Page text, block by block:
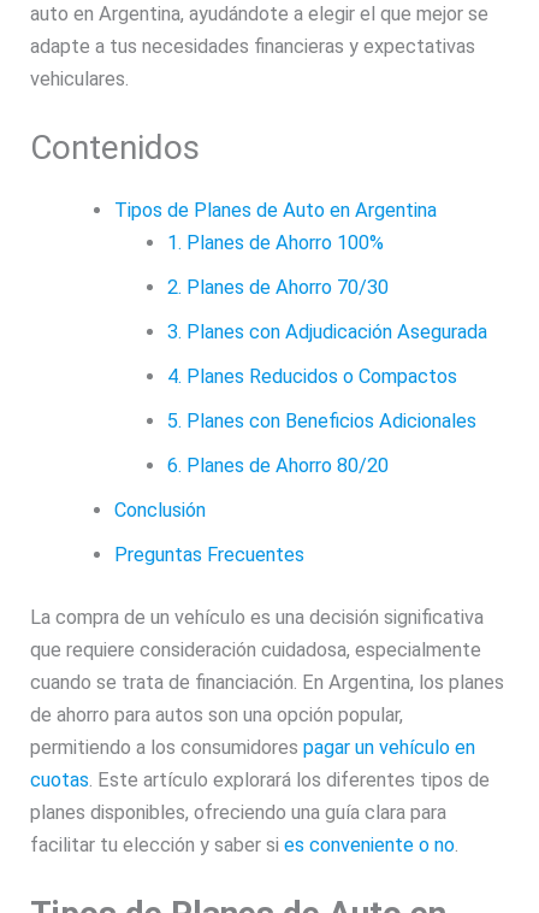
auto en Argentina, ayudándote a elegir el que mejor se
adapte a tus necesidades financieras y expectativas
vehiculares.
Contenidos
Tipos de Planes de Auto en Argentina
1. Planes de Ahorro 100%
2. Planes de Ahorro 70/30
3. Planes con Adjudicación Asegurada
4. Planes Reducidos o Compactos
5. Planes con Beneficios Adicionales
6. Planes de Ahorro 80/20
Conclusión
Preguntas Frecuentes
La compra de un vehículo es una decisión significativa
que requiere consideración cuidadosa, especialmente
cuando se trata de financiación. En Argentina, los planes
de ahorro para autos son una opción popular,
permitiendo a los consumidorespagar un vehículo en
cuotas . Este artículo explorará los diferentes tipos de
planes disponibles, ofreciendo una guía clara para
facilitar tu elección y saber sies conveniente o no